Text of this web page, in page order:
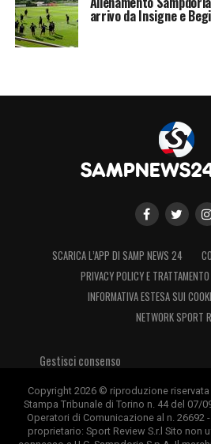
arrivo da Insigne e
SCARICA L’APP DI SAMP NEWS 24
PRIVACY POLICY E
INFORMATIVA ESTESA SUI
NETWORK SPORT
Gestisci consenso
Copyright 2026 © riproduzione
Stampa Tribunale di Torino n. 44 del 07/
Operatori di Comunicazione al n. 26692
proprietario: Sport Review S.r.l Sito non